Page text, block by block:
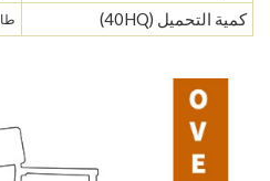
كمية التحميل (40HQ) طاولة: 265